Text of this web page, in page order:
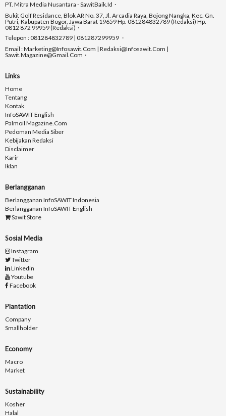
PT. Mitra Media Nusantara - SawitBaik.id
Bukit Golf Residance, Blok AR No. 37, Jl. Arcadia Raya, Bojong Nangka, Kec. Gn.
Putri, Kabupaten Bogor, Jawa Barat 19659 Hp. 081284832789 (Redaksi) Hp.
0812 872 99959 (Redaksi)
Telepon : 081284832789 | 081287299959
Email : Marketing@infosawit.com | Redaksi@infosawit.com |
Sawit.magazine@gmail.com
Links
Home
Tentang
Kontak
InfoSAWIT English
Palmoil Magazine.com
Pedoman Media Siber
Kebijakan Redaksi
Disclaimer
Karir
Iklan
Berlangganan
Berlangganan InfoSAWIT Indonesia
Berlangganan InfoSAWIT English
Sawit Store
Sosial Media
Instagram
Twitter
Linkedin
Youtube
Facebook
Plantation
Company
Smallholder
Economy
Macro
Market
Sustainability
Kosher
Halal